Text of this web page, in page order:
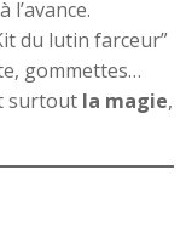
l’avance.
du lutin farceur”
gommettes…
surtout la magie,